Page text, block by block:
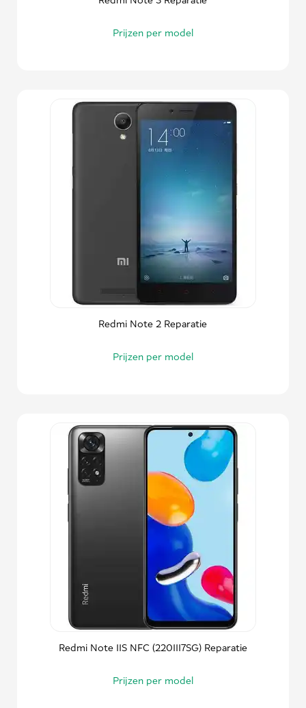
Prijzen per model
Redmi Note 2 Reparatie
Prijzen per model
Redmi Note 11S NFC (2201117SG) Reparatie
Prijzen per model